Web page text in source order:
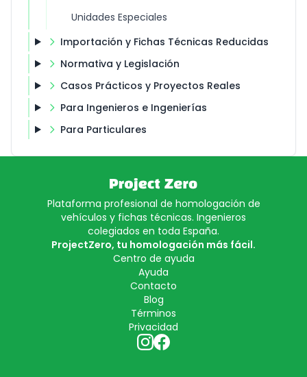
Unidades Especiales
Importación y Fichas Técnicas Reducidas
Normativa y Legislación
Casos Prácticos y Proyectos Reales
Para Ingenieros e Ingenierías
Para Particulares
Plataforma profesional de homologación de
vehículos y fichas técnicas. Ingenieros
colegiados en toda España.
ProjectZero, tu homologación más fácil.
Centro de ayuda
Ayuda
Contacto
Blog
Términos
Privacidad